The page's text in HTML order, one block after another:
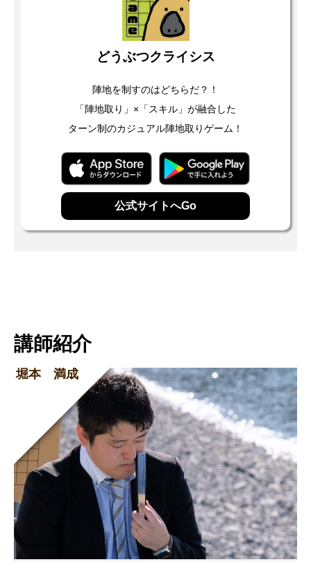
どうぶつクライシス
陣地を制すのはどちらだ？！
「陣地取り」×「スキル」が融合した
ターン制のカジュアル陣地取りゲーム！
公式サイトへGo
講師紹介
堀本 満成